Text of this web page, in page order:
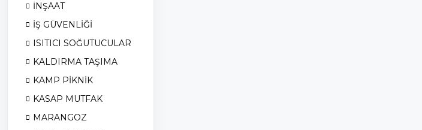
İNŞAAT
İŞ GÜVENLİĞİ
ISITICI SOĞUTUCULAR
KALDIRMA TAŞIMA
KAMP PİKNİK
KASAP MUTFAK
MARANGOZ